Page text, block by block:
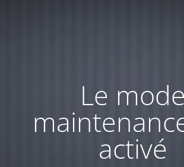
Le mode
activé